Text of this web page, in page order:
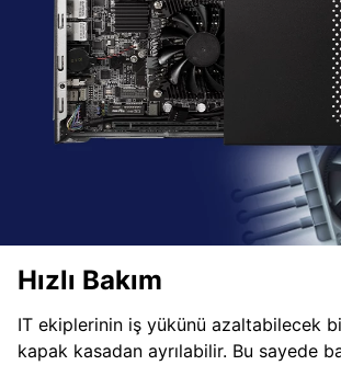
Hızlı Bakım
IT ekiplerinin iş yükünü azaltabilecek
kapak kasadan ayrılabilir. Bu sayede